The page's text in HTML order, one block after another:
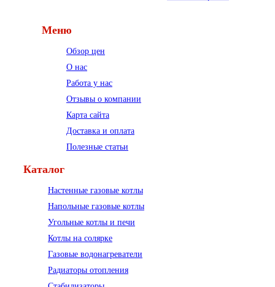
Меню
Обзор цен
О нас
Работа у нас
Отзывы о компании
Карта сайта
Доставка и оплата
Полезные статьи
Каталог
Настенные газовые котлы
Напольные газовые котлы
Угольные котлы и печи
Котлы на солярке
Газовые водонагреватели
Радиаторы отопления